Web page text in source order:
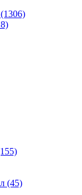
(1306)
(45)